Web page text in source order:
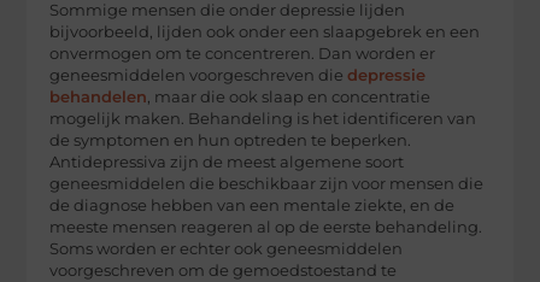
Sommige mensen die onder depressie lijden
bijvoorbeeld, lijden ook onder een slaapgebrek en een
onvermogen om te concentreren. Dan worden er
geneesmiddelen voorgeschreven diedepressie
behandelen, maar die ook slaap en concentratie
mogelijk maken. Behandeling is het identificeren van
de symptomen en hun optreden te beperken.
Antidepressiva zijn de meest algemene soort
geneesmiddelen die beschikbaar zijn voor mensen die
de diagnose hebben van een mentale ziekte, en de
meeste mensen reageren al op de eerste behandeling.
Soms worden er echter ook geneesmiddelen
voorgeschreven om de gemoedstoestand te